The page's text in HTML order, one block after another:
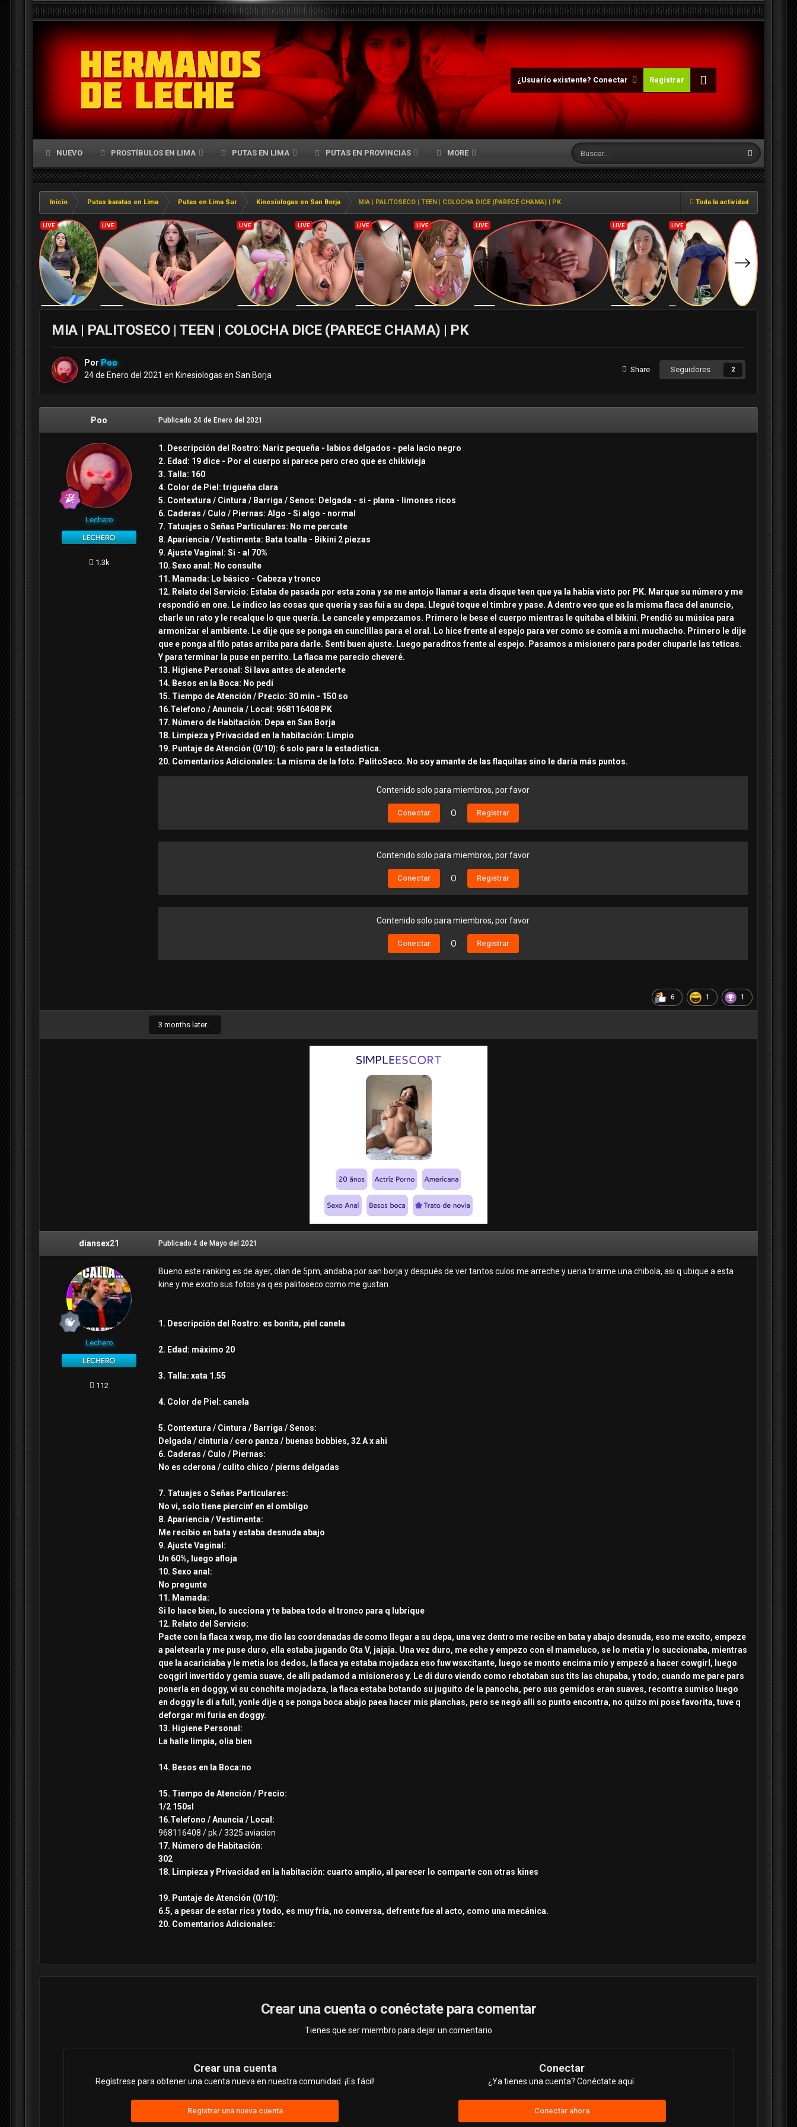
¿Usuario existente? Conectar Registrar
NUEVO PROSTÍBULOS EN LIMA PUTAS EN LIMA PUTAS EN PROVINCIAS MORE
Toda la actividad
Inicio Putas baratas en Lima Putas en Lima Sur Kinesiologas en San Borja MIA | PALITOSECO | TEEN | COLOCHA DICE (PARECE CHAMA) | PK
MIA | PALITOSECO | TEEN | COLOCHA DICE (PARECE CHAMA) | PK
Por Poo
24 de Enero del 2021 en Kinesiologas en San Borja
Share Seguidores 2
Poo
Lechero
1.3k
Publicado 24 de Enero del 2021
1. Descripción del Rostro: Nariz pequeña - labios delgados - pela lacio negro
2. Edad: 19 dice - Por el cuerpo si parece pero creo que es chikivieja
3. Talla: 160
4. Color de Piel: trigueña clara
5. Contextura / Cintura / Barriga / Senos: Delgada - si - plana - limones ricos
6. Caderas / Culo / Piernas: Algo - Si algo - normal
7. Tatuajes o Señas Particulares: No me percate
8. Apariencia / Vestimenta: Bata toalla - Bikini 2 piezas
9. Ajuste Vaginal: Si - al 70%
10. Sexo anal: No consulte
11. Mamada: Lo básico - Cabeza y tronco
12. Relato del Servicio: Estaba de pasada por esta zona y se me antojo llamar a esta disque teen que ya la había visto por PK. Marque su número y me
respondió en one. Le indico las cosas que quería y sas fui a su depa. Llegué toque el timbre y pase. A dentro veo que es la misma flaca del anuncio,
charle un rato y le recalque lo que quería. Le cancele y empezamos. Primero le bese el cuerpo mientras le quitaba el bikini. Prendió su música para
armonizar el ambiente. Le dije que se ponga en cunclillas para el oral. Lo hice frente al espejo para ver como se comía a mi muchacho. Primero le dije
que e ponga al filo patas arriba para darle. Sentí buen ajuste. Luego paraditos frente al espejo. Pasamos a misionero para poder chuparle las teticas.
Y para terminar la puse en perrito. La flaca me parecio cheveré.
13. Higiene Personal: Si lava antes de atenderte
14. Besos en la Boca: No pedí
15. Tiempo de Atención / Precio: 30 min - 150 so
16.Telefono / Anuncia / Local: 968116408 PK
17. Número de Habitación: Depa en San Borja
18. Limpieza y Privacidad en la habitación: Limpio
19. Puntaje de Atención (0/10): 6 solo para la estadística.
20. Comentarios Adicionales: La misma de la foto. PalitoSeco. No soy amante de las flaquitas sino le daría más puntos.
Contenido solo para miembros, por favor
Conectar O Registrar
Contenido solo para miembros, por favor
Conectar O Registrar
Contenido solo para miembros, por favor
Conectar O Registrar
6 1 1
3 months later...
diansex21
Lechero
112
Publicado 4 de Mayo del 2021
Bueno este ranking es de ayer, olan de 5pm, andaba por san borja y después de ver tantos culos me arreche y ueria tirarme una chibola, asi q ubique a esta
kine y me excito sus fotos ya q es palitoseco como me gustan.
1. Descripción del Rostro: es bonita, piel canela
2. Edad: máximo 20
3. Talla: xata 1.55
4. Color de Piel: canela
5. Contextura / Cintura / Barriga / Senos:
Delgada / cinturia / cero panza / buenas bobbies, 32 A x ahi
6. Caderas / Culo / Piernas:
No es cderona / culito chico / pierns delgadas
7. Tatuajes o Señas Particulares:
No vi, solo tiene piercinf en el ombligo
8. Apariencia / Vestimenta:
Me recibio en bata y estaba desnuda abajo
9. Ajuste Vaginal:
Un 60%, luego afloja
10. Sexo anal:
No pregunte
11. Mamada:
Si lo hace bien, lo succiona y te babea todo el tronco para q lubrique
12. Relato del Servicio:
Pacte con la flaca x wsp, me dio las coordenadas de como llegar a su depa, una vez dentro me recibe en bata y abajo desnuda, eso me excito, empeze
a paletearla y me puse duro, ella estaba jugando Gta V, jajaja. Una vez duro, me eche y empezo con el mameluco, se lo metia y lo succionaba, mientras
que la acariciaba y le metia los dedos, la flaca ya estaba mojadaza eso fuw wsxcitante, luego se monto encima mío y empezó a hacer cowgirl, luego
coqgirl invertido y gemia suave, de alli padamod a misioneros y. Le di duro viendo como rebotaban sus tits las chupaba, y todo, cuando me pare pars
ponerla en doggy, vi su conchita mojadaza, la flaca estaba botando su juguito de la panocha, pero sus gemidos eran suaves, recontra sumiso luego
en doggy le di a full, yonle dije q se ponga boca abajo paea hacer mis planchas, pero se negó alli so punto encontra, no quizo mi pose favorita, tuve q
deforgar mi furia en doggy.
13. Higiene Personal:
La halle limpia, olia bien
14. Besos en la Boca:no
15. Tiempo de Atención / Precio:
1/2 150sl
16.Telefono / Anuncia / Local:
968116408 / pk / 3325 aviacion
17. Número de Habitación:
302
18. Limpieza y Privacidad en la habitación: cuarto amplio, al parecer lo comparte con otras kines
19. Puntaje de Atención (0/10):
6.5, a pesar de estar rics y todo, es muy fría, no conversa, defrente fue al acto, como una mecánica.
20. Comentarios Adicionales:
Crear una cuenta o conéctate para comentar
Tienes que ser miembro para dejar un comentario
Crear una cuenta
Regístrese para obtener una cuenta nueva en nuestra comunidad. ¡Es fácil!
Registrar una nueva cuenta
Conectar
¿Ya tienes una cuenta? Conéctate aquí.
Conectar ahora